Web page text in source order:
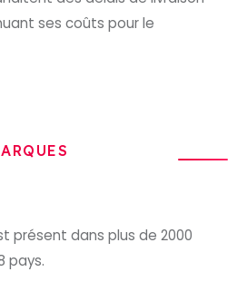
ses coûts pour le
présent dans plus de 2000
pays.